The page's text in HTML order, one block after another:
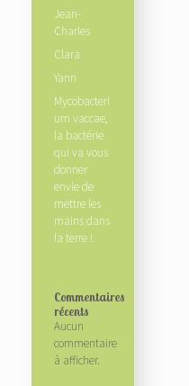
Jean-
Charles
Clara
Yann
Mycobacteri
um vaccae,
la bactérie
qui va vous
donner
envie de
mettre les
mains dans
la terre !
Commentaires
récents
Aucun
commentaire
à afficher.